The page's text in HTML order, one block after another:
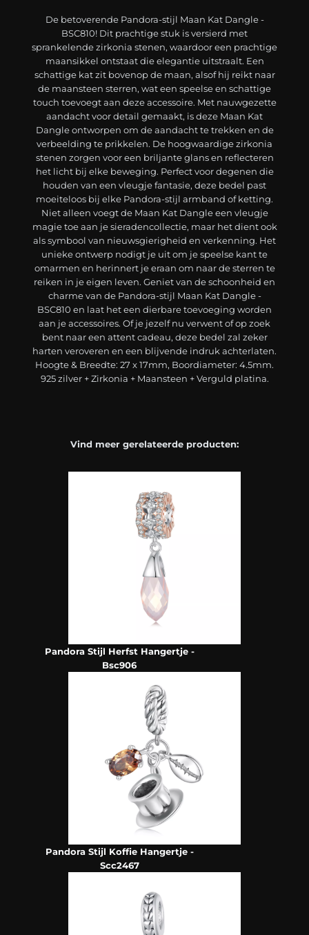
De betoverende Pandora-stijl Maan Kat Dangle -
BSC810! Dit prachtige stuk is versierd met
sprankelende zirkonia stenen, waardoor een prachtige
maansikkel ontstaat die elegantie uitstraalt. Een
schattige kat zit bovenop de maan, alsof hij reikt naar
de maansteen sterren, wat een speelse en schattige
touch toevoegt aan deze accessoire. Met nauwgezette
aandacht voor detail gemaakt, is deze Maan Kat
Dangle ontworpen om de aandacht te trekken en de
verbeelding te prikkelen. De hoogwaardige zirkonia
stenen zorgen voor een briljante glans en reflecteren
het licht bij elke beweging. Perfect voor degenen die
houden van een vleugje fantasie, deze bedel past
moeiteloos bij elke Pandora-stijl armband of ketting.
Niet alleen voegt de Maan Kat Dangle een vleugje
magie toe aan je sieradencollectie, maar het dient ook
als symbool van nieuwsgierigheid en verkenning. Het
unieke ontwerp nodigt je uit om je speelse kant te
omarmen en herinnert je eraan om naar de sterren te
reiken in je eigen leven. Geniet van de schoonheid en
charme van de Pandora-stijl Maan Kat Dangle -
BSC810 en laat het een dierbare toevoeging worden
aan je accessoires. Of je jezelf nu verwent of op zoek
bent naar een attent cadeau, deze bedel zal zeker
harten veroveren en een blijvende indruk achterlaten.
Hoogte & Breedte: 27 x 17mm, Boordiameter: 4.5mm.
925 zilver + Zirkonia + Maansteen + Verguld platina.
Vind meer gerelateerde producten:
Pandora Stijl Herfst Hangertje -
Bsc906
Pandora Stijl Koffie Hangertje -
Scc2467